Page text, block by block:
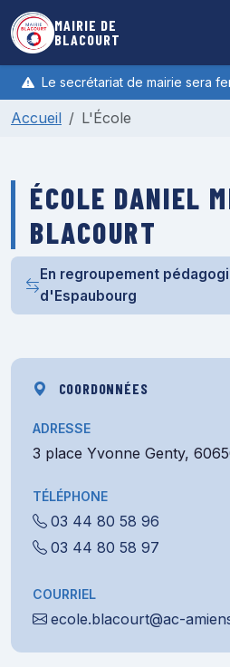
Aller au contenu principal
MAIRIE DE
BLACOURT
Le secrétariat de mairie sera
Accueil L'École
ÉCOLE DANIEL
BLACOURT
En regroupement
d'Espaubourg
COORDONNÉES
ADRESSE
3 place Yvonne Genty,
TÉLÉPHONE
03 44 80 58 96
03 44 80 58 97
COURRIEL
ecole.blacourt@ac-